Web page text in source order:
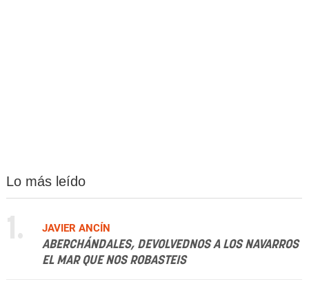
Lo más leído
1.
JAVIER ANCÍN
ABERCHÁNDALES, DEVOLVEDNOS A LOS NAVARROS
EL MAR QUE NOS ROBASTEIS